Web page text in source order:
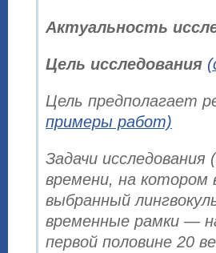
Актуальность
Цель исследования
Цель предполагает
примеры работ)
Задачи
времени, на
выбранный
временные рамки —
первой половине 20